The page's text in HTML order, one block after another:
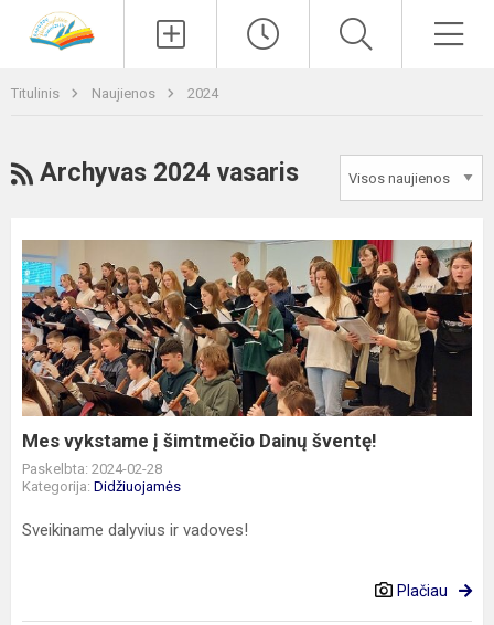
Titulinis Naujienos 2024
RSS
Archyvas 2024 vasaris
Mes
vykstame
į
šimtmečio
Dainų
šventę!
Mes vykstame į šimtmečio Dainų šventę!
Paskelbta: 2024-02-28
Kategorija: Didžiuojamės
Sveikiname dalyvius ir vadoves!
Plačiau